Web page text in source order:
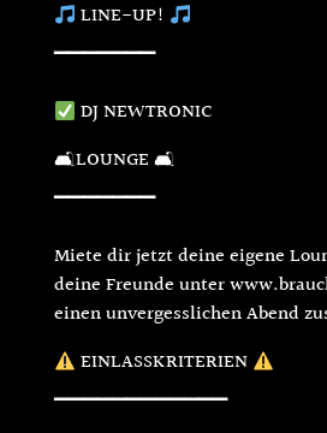
LINE-UP!
▔▔▔▔▔▔▔
DJ NEWTRONIC
🛋LOUNGE 🛋
▔▔▔▔▔▔▔
Miete dir jetzt deine eigene
deine Freunde unter
einen unvergesslichen Abend
EINLASSKRITERIEN
▔▔▔▔▔▔▔▔▔▔▔▔